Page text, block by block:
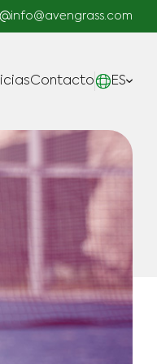
info@avengrass.com
en Mano
Contacto ES